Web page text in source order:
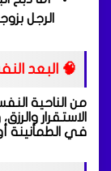
الرجل
🧠 البعد
من الناحية
الاستقرار
في الطمأنينة